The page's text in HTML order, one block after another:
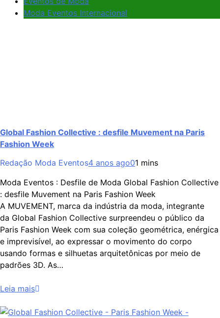
Moda Eventos Internacional
Global Fashion Collective : desfile Muvement na Paris
Fashion Week
Redação Moda Eventos4 anos ago01 mins
Moda Eventos : Desfile de Moda Global Fashion Collective
: desfile Muvement na Paris Fashion Week
A MUVEMENT, marca da indústria da moda, integrante
da Global Fashion Collective surpreendeu o público da
Paris Fashion Week com sua coleção geométrica, enérgica
e imprevisível, ao expressar o movimento do corpo
usando formas e silhuetas arquitetônicas por meio de
padrões 3D. As…
Leia mais